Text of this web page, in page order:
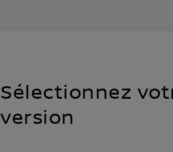
Sélectionnez
version